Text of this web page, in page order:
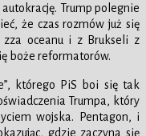
Trump polegnie
że czas rozmów już się
zza oceanu i z Brukseli z
boże reformatorów.
którego PiS boi się tak
Trumpa, który
wojska. Pentagon, i
gdzie zaczyna się